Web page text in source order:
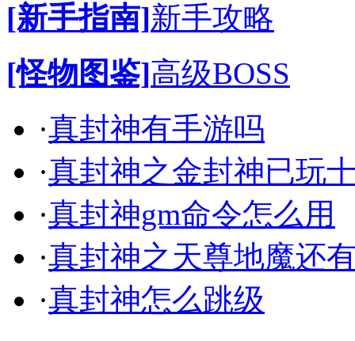
[新手指南]新手攻略
[怪物图鉴]高级BOSS
·真封神有手游吗
·真封神之金封神已玩
·真封神gm命令怎么用
·真封神之天尊地魔还
·真封神怎么跳级